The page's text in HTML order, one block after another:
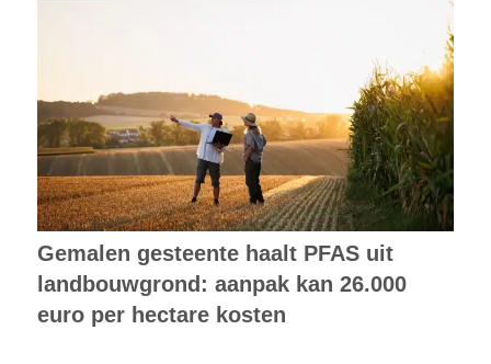
Gemalen gesteente haalt PFAS uit
landbouwgrond: aanpak kan 26.000
euro per hectare kosten